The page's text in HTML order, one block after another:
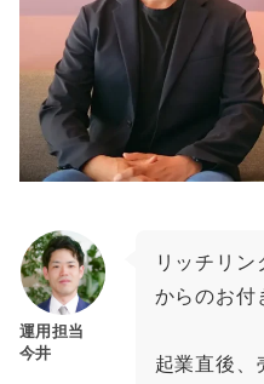
運用担当
今井
リッチリン
からのお付
起業直後、